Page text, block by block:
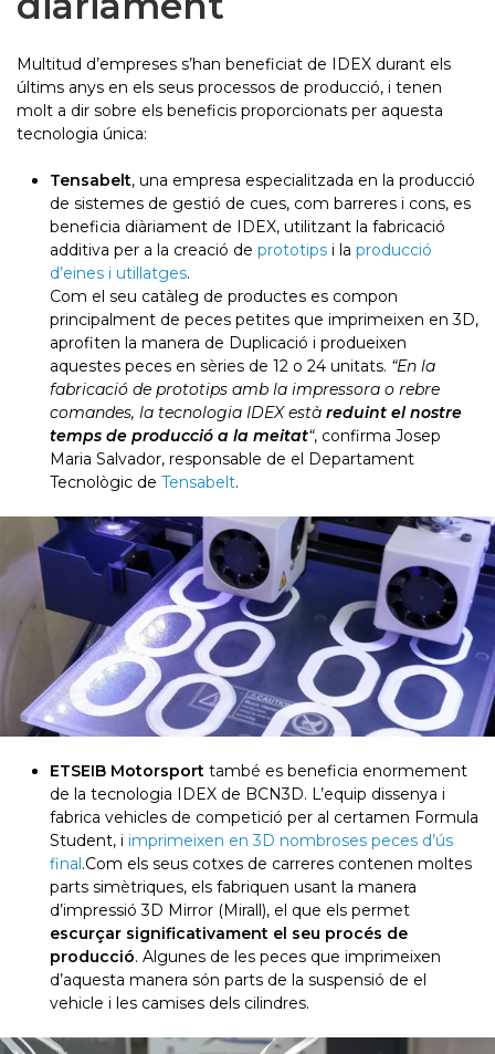
Multitud d’empreses s’han beneficiat de IDEX durant els
últims anys en els seus processos de producció, i tenen
molt a dir sobre els beneficis proporcionats per aquesta
tecnologia única:
Tensabelt, una empresa especialitzada en la producció
de sistemes de gestió de cues, com barreres i cons, es
beneficia diàriament de IDEX, utilitzant la fabricació
additiva per a la creació de prototips i la producció
d’eines i utillatges.
Com el seu catàleg de productes es compon
principalment de peces petites que imprimeixen en 3D,
aprofiten la manera de Duplicació i produeixen
aquestes peces en sèries de 12 o 24 unitats. “En la
fabricació de prototips amb la impressora o rebre
comandes, la tecnologia IDEX està reduint el nostre
temps de producció a la meitat“, confirma Josep
Maria Salvador, responsable de el Departament
Tecnològic de Tensabelt.
ETSEIB Motorsport també es beneficia enormement
de la tecnologia IDEX de BCN3D. L’equip dissenya i
fabrica vehicles de competició per al certamen Formula
Student, i imprimeixen en 3D nombroses peces d’ús
final.Com els seus cotxes de carreres contenen moltes
parts simètriques, els fabriquen usant la manera
d’impressió 3D Mirror (Mirall), el que els permet
escurçar significativament el seu procés de
producció. Algunes de les peces que imprimeixen
d’aquesta manera són parts de la suspensió de el
vehicle i les camises dels cilindres.